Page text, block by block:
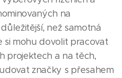
na
než samotná
si mohu dovolit pracovat
projektech a na těch,
značky s přesahem